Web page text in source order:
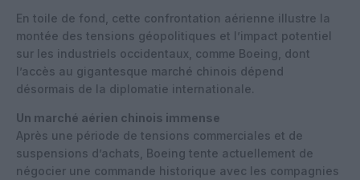
En toile de fond, cette confrontation aérienne illustre la
montée des tensions géopolitiques et l’impact potentiel
sur les industriels occidentaux, comme Boeing, dont
l’accès au gigantesque marché chinois dépend
désormais de la diplomatie internationale.
Un marché aérien chinois immense
Après une période de tensions commerciales et de
suspensions d’achats, Boeing tente actuellement de
négocier une commande historique avec les compagnies